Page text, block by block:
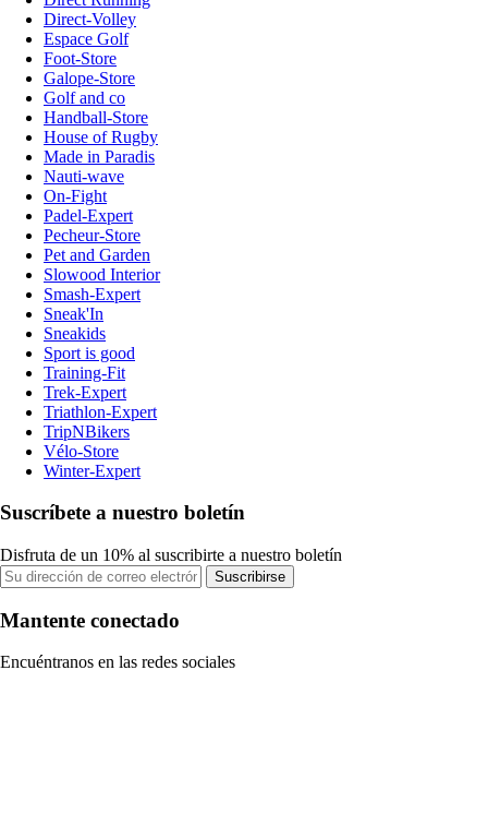
Direct-Volley
Espace Golf
Foot-Store
Galope-Store
Golf and co
Handball-Store
House of Rugby
Made in Paradis
Nauti-wave
On-Fight
Padel-Expert
Pecheur-Store
Pet and Garden
Slowood Interior
Smash-Expert
Sneak'In
Sneakids
Sport is good
Training-Fit
Trek-Expert
Triathlon-Expert
TripNBikers
Vélo-Store
Winter-Expert
Suscríbete a nuestro boletín
Disfruta de un 10% al suscribirte a nuestro boletín
Suscribirse
Mantente conectado
Encuéntranos en las redes sociales